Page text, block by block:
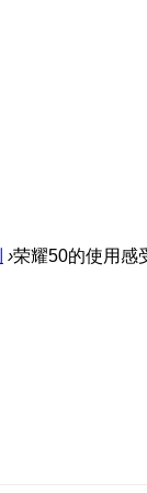
›荣耀50的使用感